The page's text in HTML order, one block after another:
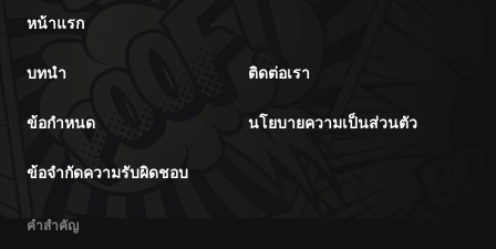
หน้าแรก
บทนำ ติดต่อเรา
ข้อกำหนด นโยบายความเป็นส่วนตัว
ข้อจำกัดความรับผิดชอบ
คำสำคัญ